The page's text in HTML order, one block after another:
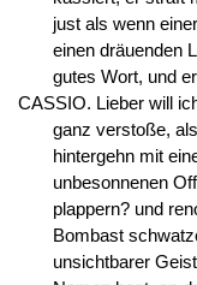
just als wenn
einen dräuenden
gutes Wort, und
CASSIO. Lieber will
ganz verstoße,
hintergehn mit
unbesonnenen
plappern? und
Bombast
unsichtbarer